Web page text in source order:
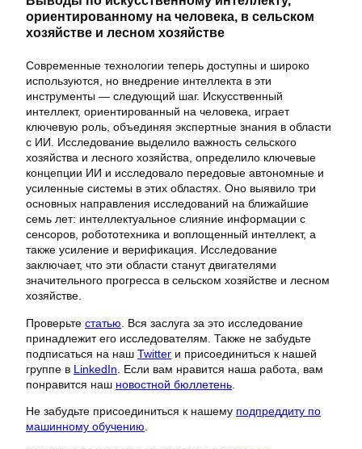
ориентированному на человека, в сельском
хозяйстве и лесном хозяйстве
Современные технологии теперь доступны и широко
используются, но внедрение интеллекта в эти
инструменты — следующий шаг. Искусственный
интеллект, ориентированный на человека, играет
ключевую роль, объединяя экспертные знания в области
с ИИ. Исследование выделило важность сельского
хозяйства и лесного хозяйства, определило ключевые
концепции ИИ и исследовало передовые автономные и
усиленные системы в этих областях. Оно выявило три
основных направления исследований на ближайшие
семь лет: интеллектуальное слияние информации с
сенсоров, робототехника и воплощенный интеллект, а
также усиление и верификация. Исследование
заключает, что эти области станут двигателями
значительного прогресса в сельском хозяйстве и лесном
хозяйстве.
Проверьте статью . Вся заслуга за это исследование
принадлежит его исследователям. Также не забудьте
подписаться на наш Twitter и присоединиться к нашей
группе в LinkedIn . Если вам нравится наша работа, вам
понравится наш новостной бюллетень
Не забудьте присоединиться к нашему подпреддиту по
машинному обучению